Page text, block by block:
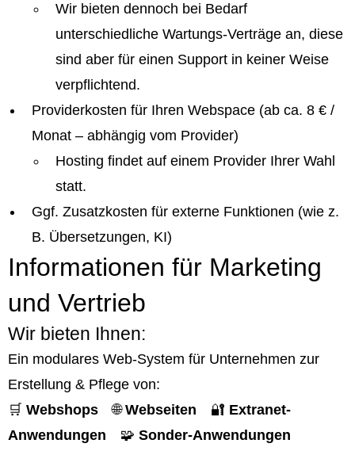
Wir bieten dennoch bei Bedarf
unterschiedliche Wartungs-Verträge an, diese
sind aber für einen Support in keiner Weise
verpflichtend.
Providerkosten für Ihren Webspace (ab ca. 8 € /
Monat – abhängig vom Provider)
Hosting findet auf einem Provider Ihrer Wahl
statt.
Ggf. Zusatzkosten für externe Funktionen (wie z.
B. Übersetzungen, KI)
Informationen für Marketing
und Vertrieb
Wir bieten Ihnen:
Ein modulares Web-System für Unternehmen zur
Erstellung & Pflege von:
🛒 Webshops 🌐Webseiten 🔐 Extranet-
Anwendungen 🧩 Sonder-Anwendungen